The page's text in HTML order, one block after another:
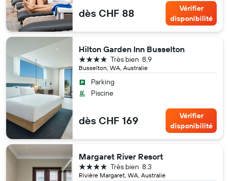
dès CHF 88
Vérifier
disponibilité
Hilton Garden Inn Busselton
Busselton, WA, Australie
8.9
Très bien
4 étoiles
Parking
Piscine
dès CHF 169
Vérifier
disponibilité
Margaret River Resort
Rivière Margaret, WA, Australie
8.3
Très bien
4 étoiles